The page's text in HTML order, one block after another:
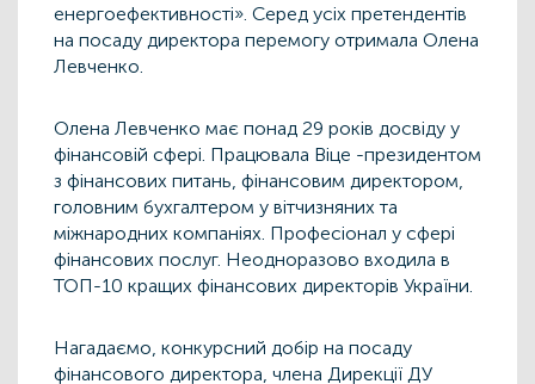
енергоефективності». Серед усіх претендентів
на посаду директора перемогу отримала Олена
Левченко.
Олена Левченко має понад 29 років досвіду у
фінансовій сфері. Працювала Віце -президентом
з фінансових питань, фінансовим директором,
головним бухгалтером у вітчизняних та
міжнародних компаніях. Професіонал у сфері
фінансових послуг. Неодноразово входила в
ТОП-10 кращих фінансових директорів України.
Нагадаємо, конкурсний добір на посаду
фінансового директора, члена Дирекції ДУ